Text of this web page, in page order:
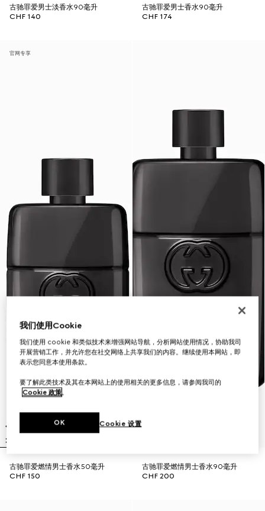
古驰罪爱男士淡香水90毫升
CHF 140
古驰罪爱男士香水90毫升
CHF 174
官网专享
古驰罪爱燃情男士香水50毫升
CHF 150
古驰罪爱燃情男士香水90毫升
CHF 200
我们使用Cookie
我们使用 cookie 和类似技术来增强网站导航，分析网站使用情况，协助我司
开展营销工作，并允许您在社交网络上共享我们的内容。继续使用本网站，即
表示您同意本使用条款。
要了解此类技术及其在本网站上的使用相关的更多信息，请参阅我司的
Cookie 政策。
Cookie 设置
OK